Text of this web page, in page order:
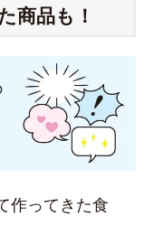
商品も！
作ってきた食